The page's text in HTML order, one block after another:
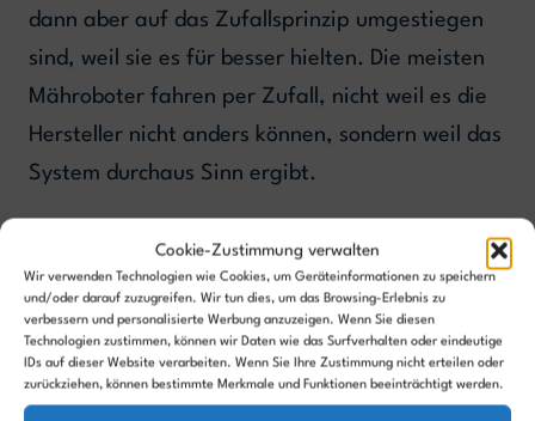
Cookie-Zustimmung verwalten
Wir verwenden Technologien wie Cookies, um Geräteinformationen zu speichern
und/oder darauf zuzugreifen. Wir tun dies, um das Browsing-Erlebnis zu
verbessern und personalisierte Werbung anzuzeigen. Wenn Sie diesen
Technologien zustimmen, können wir Daten wie das Surfverhalten oder eindeutige
IDs auf dieser Website verarbeiten. Wenn Sie Ihre Zustimmung nicht erteilen oder
zurückziehen, können bestimmte Merkmale und Funktionen beeinträchtigt werden.
dann aber auf das Zufallsprinzip umgestiegen
sind, weil sie es für besser hielten. Die meisten
Mähroboter fahren per Zufall, nicht weil es die
Hersteller nicht anders können, sondern weil das
System durchaus Sinn ergibt.
Die selbe Stelle aus unterschiedlichen
Richtungen zu mähen ist nicht schlecht
Beim zufälligen Mähen mäht der